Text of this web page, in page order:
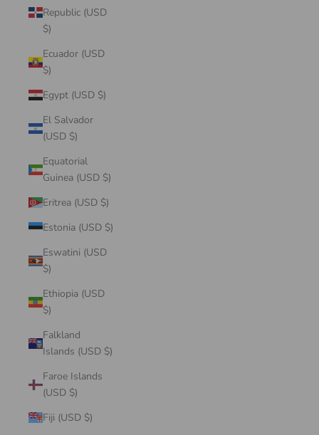
Republic (USD
$)
Ecuador (USD
$)
Egypt (USD $)
El Salvador
(USD $)
Equatorial
Guinea (USD $)
Eritrea (USD $)
Estonia (USD $)
Eswatini (USD
$)
Ethiopia (USD
$)
Falkland
Islands (USD $)
Faroe Islands
(USD $)
Fiji (USD $)